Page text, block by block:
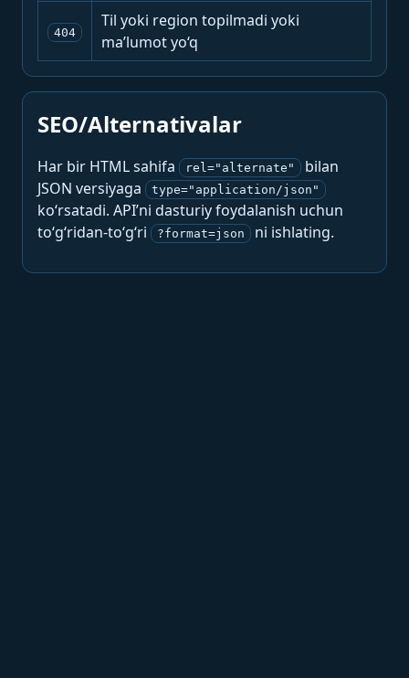
404
Til yoki region topilmadi yoki
ma’lumot yo‘q
SEO/Alternativalar
Har bir HTML sahifa rel="alternate"
bilan
JSON versiyaga
type="application/json"
ko‘rsatadi. API’ni dasturiy foydalanish uchun
to‘g‘ridan-to‘g‘ri
?format=json ni ishlating.